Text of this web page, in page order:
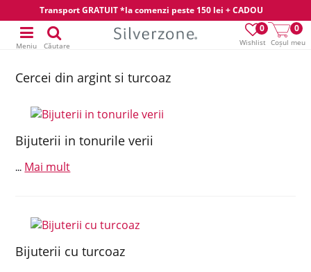
Transport GRATUIT *la comenzi peste 150 lei + CADOU
Wishlist
0
Coșul meu
0
Meniu Căutare
Cercei din argint si turcoaz
Bijuterii in tonurile verii
... Mai mult
Bijuterii cu turcoaz